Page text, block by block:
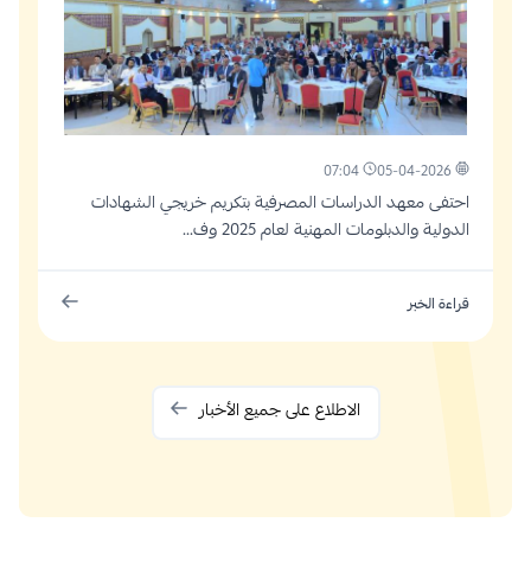
05-04-2026
07:04
احتفى معهد الدراسات المصرفية بتكريم خريجي الشهادات
الدولية والدبلومات المهنية لعام 2025 وف...
قراءة الخبر
الاطلاع على جميع الأخبار